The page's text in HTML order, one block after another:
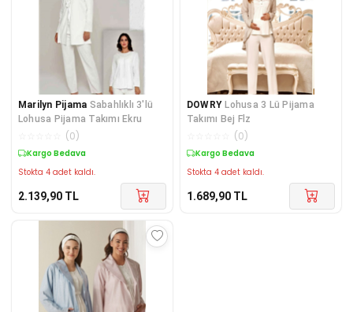
Marilyn Pijama Sabahlıklı 3'lü
Lohusa Pijama Takımı Ekru
(0)
Kargo Bedava
Stokta 4 adet kaldı.
2.139,90 TL
DOWRY Lohusa 3 Lü Pijama
Takımı Bej Flz
(0)
Kargo Bedava
Stokta 4 adet kaldı.
1.689,90 TL